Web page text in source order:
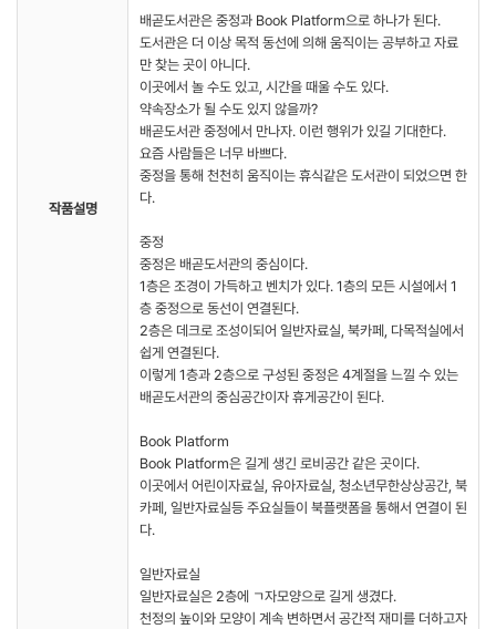
작품설명
배곧도서관은 중정과 Book Platform으로 하나가 된다.
도서관은 더 이상 목적 동선에 의해 움직이는 공부하고 자료
만 찾는 곳이 아니다.
이곳에서 놀 수도 있고, 시간을 때울 수도 있다.
약속장소가 될 수도 있지 않을까?
배곧도서관 중정에서 만나자. 이런 행위가 있길 기대한다.
요즘 사람들은 너무 바쁘다.
중정을 통해 천천히 움직이는 휴식같은 도서관이 되었으면 한
다.
중정
중정은 배곧도서관의 중심이다.
1층은 조경이 가득하고 벤치가 있다. 1층의 모든 시설에서 1
층 중정으로 동선이 연결된다.
2층은 데크로 조성이되어 일반자료실, 북카페, 다목적실에서
쉽게 연결된다.
이렇게 1층과 2층으로 구성된 중정은 4계절을 느낄 수 있는
배곧도서관의 중심공간이자 휴게공간이 된다.
Book Platform
Book Platform은 길게 생긴 로비공간 같은 곳이다.
이곳에서 어린이자료실, 유아자료실, 청소년무한상상공간, 북
카페, 일반자료실등 주요실들이 북플랫폼을 통해서 연결이 된
다.
일반자료실
일반자료실은 2층에 ㄱ자모양으로 길게 생겼다.
천정의 높이와 모양이 계속 변하면서 공간적 재미를 더하고자